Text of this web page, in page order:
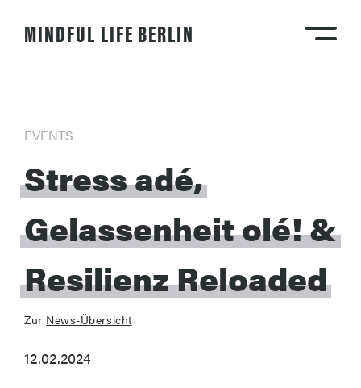
MINDFUL LIFE BERLIN
EVENTS
Stressadé,
Gelassenheitolé!&
ResilienzReloaded
Zur News-Übersicht
12.02.2024